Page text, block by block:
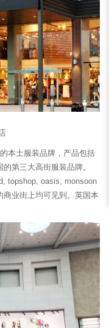
本土服装品牌，产品包括
第三大高街服装品牌。
topshop, oasis, monsoon
业街上均可见到。英国本